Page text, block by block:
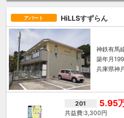
アパート HiLLSすずらん
神鉄有馬
築年月
兵庫県神
201 5.95
3,300円